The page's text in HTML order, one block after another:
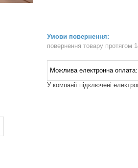
повернення товару протягом
У компанії підключені